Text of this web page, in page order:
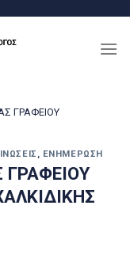
ΓΡΑΦΕΙΟΥ
, ΕΝΗΜΈΡΩΣΗ
ΓΡΑΦΕΙΟΥ